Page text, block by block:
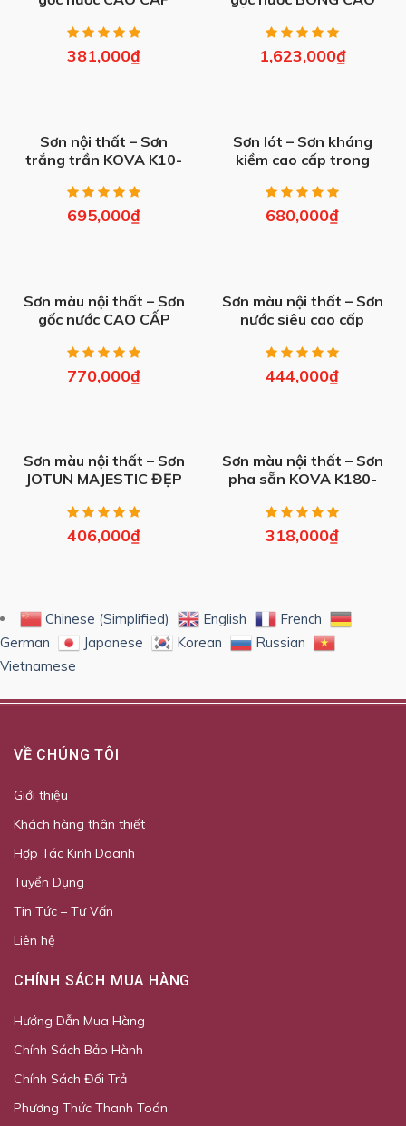
JOTON NANOGREEN
(1kg, 4kg)
381,000₫ 1,623,000₫
Sơn nội thất – Sơn
trắng trần KOVA K10-
695,000₫
Sơn lót – Sơn kháng
kiềm cao cấp trong
(5kg, 25kg)
680,000₫
Sơn màu nội thất – Sơn
gốc nước CAO CẤP
SIÊU TRẮNG (5L, 18L)
770,000₫
Sơn màu nội thất – Sơn
nước siêu cao cấp
1 SUPERFLEXX
DIAMOND GLOW Siêu
444,000₫
Sơn màu nội thất – Sơn
JOTUN MAJESTIC ĐẸP
(1L, 5L, 15L)
406,000₫
Sơn màu nội thất – Sơn
pha sẵn KOVA K180-
318,000₫
Chinese (Simplified) English
French
German
Japanese Korean
Russian
Vietnamese
VỀ CHÚNG TÔI
Giới thiệu
Khách hàng thân thiết
Hợp Tác Kinh Doanh
Tuyển Dụng
Tin Tức – Tư Vấn
Liên hệ
CHÍNH SÁCH MUA HÀNG
Hướng Dẫn Mua Hàng
Chính Sách Bảo Hành
Chính Sách Đổi Trả
Phương Thức Thanh Toán